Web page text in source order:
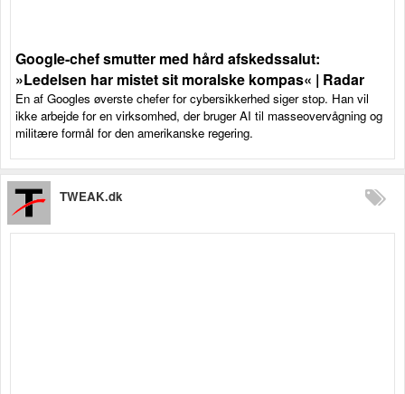
Google-chef smutter med hård afskedssalut:
»Ledelsen har mistet sit moralske kompas« | Radar
En af Googles øverste chefer for cybersikkerhed siger stop. Han vil
ikke arbejde for en virksomhed, der bruger AI til masseovervågning og
militære formål for den amerikanske regering.
TWEAK.dk